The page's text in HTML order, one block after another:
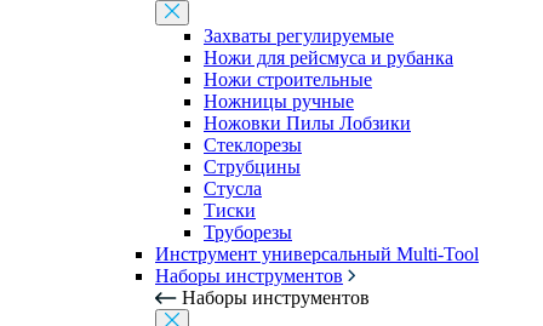
Захваты регулируемые
Ножи для рейсмуса и рубанка
Ножи строительные
Ножницы ручные
Ножовки Пилы Лобзики
Стеклорезы
Струбцины
Стусла
Тиски
Труборезы
Инструмент универсальный Multi-Tool
Наборы инструментов
Наборы инструментов